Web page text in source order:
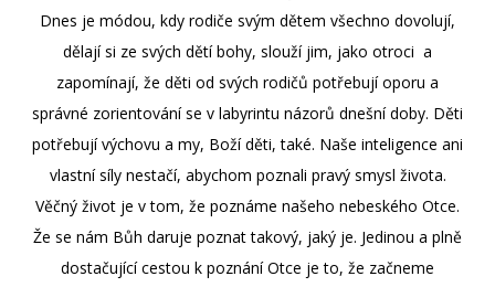
Dnes je módou, kdy rodiče svým dětem všechno dovolují,
dělají si ze svých dětí bohy, slouží jim, jako otroci a
zapomínají, že děti od svých rodičů potřebují oporu a
správné zorientování se v labyrintu názorů dnešní doby. Děti
potřebují výchovu a my, Boží děti, také. Naše inteligence ani
vlastní síly nestačí, abychom poznali pravý smysl života.
Věčný život je v tom, že poznáme našeho nebeského Otce.
Že se nám Bůh daruje poznat takový, jaký je. Jedinou a plně
dostačující cestou k poznání Otce je to, že začneme